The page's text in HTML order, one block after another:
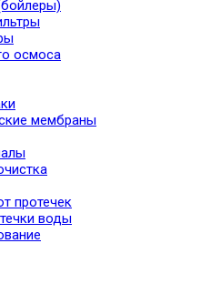
осмоса
мембраны
протечек
воды